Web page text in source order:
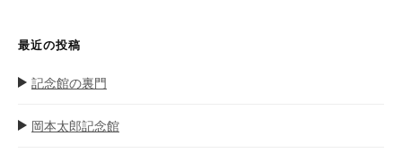
最近の投稿
記念館の裏門
岡本太郎記念館